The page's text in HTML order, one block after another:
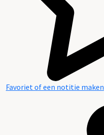
Favoriet of een notitie maken